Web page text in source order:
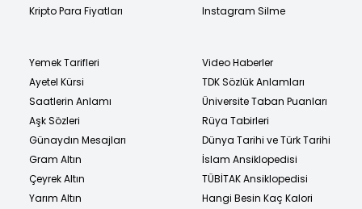
Kripto Para Fiyatları
Instagram Silme
Yemek Tarifleri
Ayetel Kürsi
Saatlerin Anlamı
Aşk Sözleri
Günaydın Mesajları
Gram Altın
Çeyrek Altın
Yarım Altın
Video Haberler
TDK Sözlük Anlamları
Üniversite Taban Puanları
Rüya Tabirleri
Dünya Tarihi ve Türk Tarihi
İslam Ansiklopedisi
TÜBİTAK Ansiklopedisi
Hangi Besin Kaç Kalori